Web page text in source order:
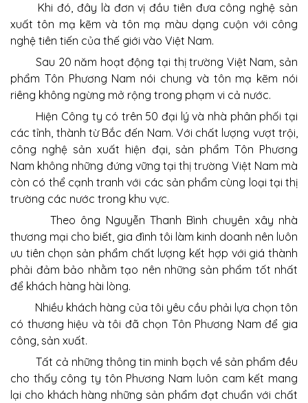
Khi đó, đây là đơn vị đầu tiên đưa công nghệ sản
xuất tôn mạ kẽm và tôn mạ màu dạng cuộn với công
nghệ tiên tiến của thế giới vào Việt Nam.
Sau 20 năm hoạt động tại thị trường Việt Nam, sản
phẩm Tôn Phương Nam nói chung và tôn mạ kẽm nói
riêng không ngừng mở rộng trong phạm vi cả nước.
Hiện Công ty có trên 50 đại lý và nhà phân phối tại
các tỉnh, thành từ Bắc đến Nam. Với chất lượng vượt trội,
công nghệ sản xuất hiện đại, sản phẩm Tôn Phương
Nam không những đứng vững tại thị trường Việt Nam mà
còn có thể cạnh tranh với các sản phẩm cùng loại tại thị
trường các nước trong khu vực.
Theo ông Nguyễn Thanh Bình chuyên xây nhà
thương mại cho biết, gia đình tôi làm kinh doanh nên luôn
ưu tiên chọn sản phẩm chất lượng kết hợp với giá thành
phải đảm bảo nhằm tạo nên những sản phẩm tốt nhất
để khách hàng hài lòng.
Nhiều khách hàng của tôi yêu cầu phải lựa chọn tôn
có thương hiệu và tôi đã chọn Tôn Phương Nam để gia
công, sản xuất.
Tất cả những thông tin minh bạch về sản phẩm đều
cho thấy công ty tôn Phương Nam luôn cam kết mang
lại cho khách hàng những sản phẩm đạt chuẩn với chất